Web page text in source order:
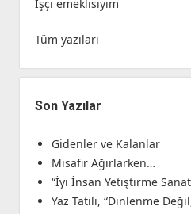
İşçi emeklisiyim
Tüm yazıları
Son Yazılar
Gidenler ve Kalanlar
Misafir Ağırlarken…
“İyi İnsan Yetiştirme
Yaz Tatili, “Dinlenme